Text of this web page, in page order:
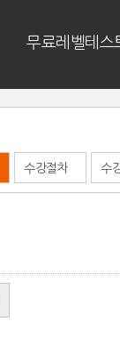
무료레벨테스
수강절차 수